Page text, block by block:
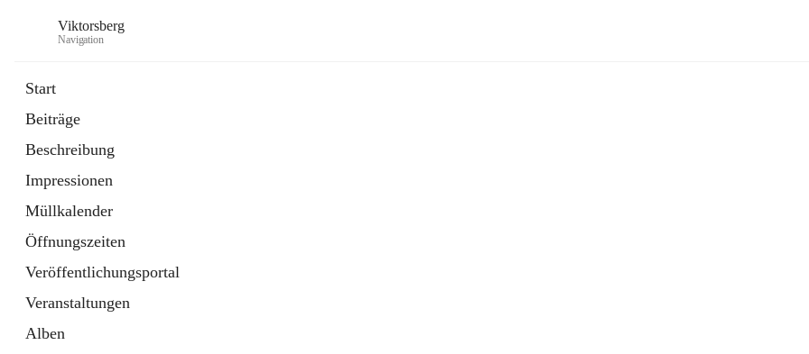
Viktorsberg
Navigation
Start
Beiträge
Beschreibung
Impressionen
Müllkalender
Öffnungszeiten
Veröffentlichungsportal
Veranstaltungen
Alben